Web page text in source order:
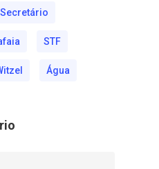
Secretário
STF
Água